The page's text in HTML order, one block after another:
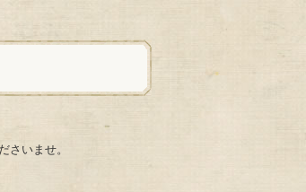
さいませ。